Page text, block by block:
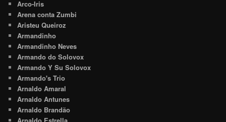
Arco-Iris
Arena conta Zumbi
Aristeu Queiroz
Armandinho
Armandinho Neves
Armando do Solovox
Armando Y Su Solovox
Armando's Trio
Arnaldo Amaral
Arnaldo Antunes
Arnaldo Brandão
Arnaldo Estrella